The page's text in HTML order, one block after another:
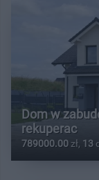
Dom w
rekuperac
789000.00 zł, 13